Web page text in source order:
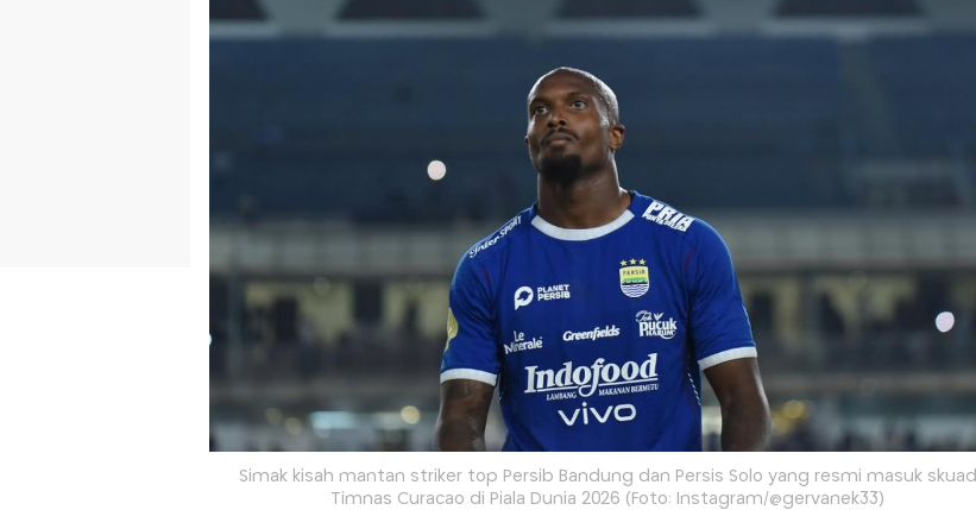
Simak kisah mantan striker top Persib Bandung dan Persis Solo yang resmi masuk skuad
Timnas Curacao di Piala Dunia 2026 (Foto: Instagram/@gervanek33)